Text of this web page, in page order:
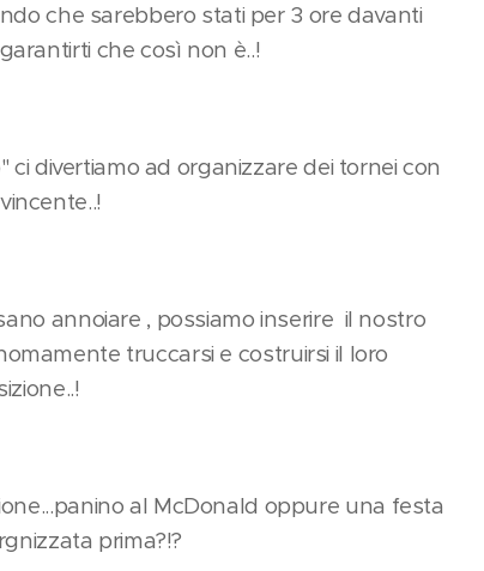
che sarebbero stati per 3 ore davanti
che così non è..!
divertiamo ad organizzare dei tornei con
annoiare , possiamo inserire il nostro
truccarsi e costruirsi il loro
al McDonald oppure una festa
prima?!?